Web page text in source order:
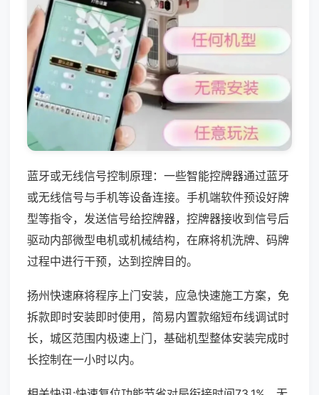
蓝牙或无线信号控制原理：一些智能控牌器通过蓝牙
或无线信号与手机等设备连接。手机端软件预设好牌
型等指令，发送信号给控牌器，控牌器接收到信号后
驱动内部微型电机或机械结构，在麻将机洗牌、码牌
过程中进行干预，达到控牌目的。
扬州快速麻将程序上门安装，应急快速施工方案，免
拆款即时安装即时使用，简易内置款缩短布线调试时
长，城区范围内极速上门，基础机型整体安装完成时
长控制在一小时以内。